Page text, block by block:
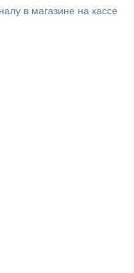
в магазине на кассе